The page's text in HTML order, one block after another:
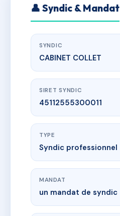
👤 Syndic & Mandat
SYNDIC
CABINET COLLET
SIRET SYNDIC
45112555300011
TYPE
Syndic professionnel
MANDAT
un mandat de syndic